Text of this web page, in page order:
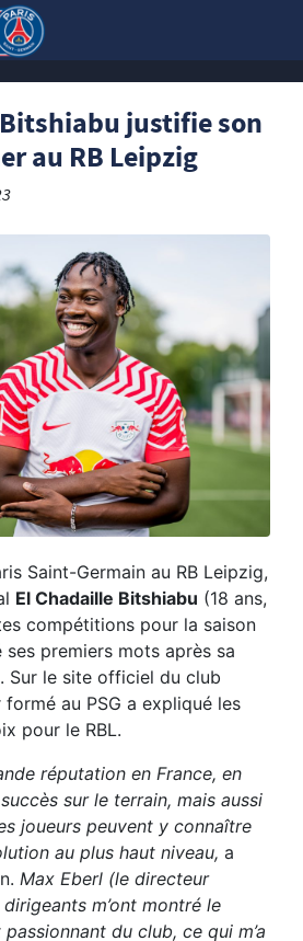
justifie son
au RB Leipzig
Saint-Germain au RB Leipzig,
El Chadaille Bitshiabu (18 ans,
compétitions pour la saison
premiers mots après sa
Sur le site officiel du club
au PSG a expliqué les
pour le RBL.
réputation en France, en
sur le terrain, mais aussi
joueurs peuvent y connaître
au plus haut niveau, a
Max Eberl (le directeur
m’ont montré le
du club, ce qui m’a